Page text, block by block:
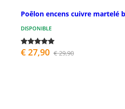
Poêlon encens cuivre martelé
DISPONIBLE
€ 27,90 € 29,90